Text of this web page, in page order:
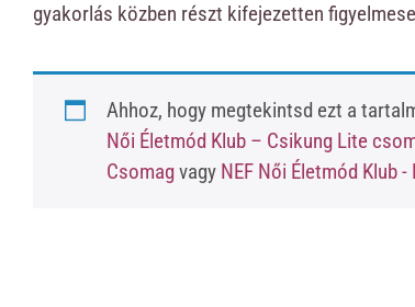
gyakorlás közben részt kifejezetten
Ahhoz, hogy megtekintsd ezt a
Női Életmód Klub – Csikung Lite
Csomagvagy NEF Női Életmód Klub